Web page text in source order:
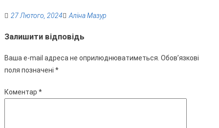
27 Лютого, 2024 Аліна Мазур
Залишити відповідь
Ваша e-mail адреса не оприлюднюватиметься. Обов’язкові
поля позначені *
Коментар *